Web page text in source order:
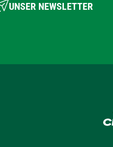
UNSER NEWSLETTER